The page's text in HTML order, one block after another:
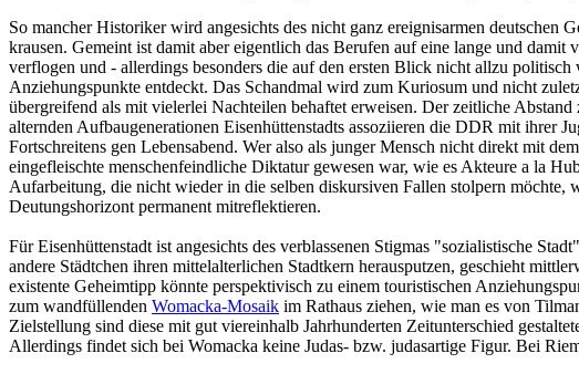
So mancher Historiker wird angesichts des nicht ganz ereignisarmen
krausen. Gemeint ist damit aber eigentlich das Berufen auf eine lange und
verflogen und - allerdings besonders die auf den ersten Blick nicht allzu
Anziehungspunkte entdeckt. Das Schandmal wird zum Kuriosum und nicht
übergreifend als mit vielerlei Nachteilen behaftet erweisen. Der zeitliche
alternden Aufbaugenerationen Eisenhüttenstadts assoziieren die DDR mit ihrer
Fortschreitens gen Lebensabend. Wer also als junger Mensch nicht direkt mit
eingefleischte menschenfeindliche Diktatur gewesen war, wie es Akteure a la
Aufarbeitung, die nicht wieder in die selben diskursiven Fallen stolpern möchte,
Deutungshorizont permanent mitreflektieren.
Für Eisenhüttenstadt ist angesichts des verblassenen Stigmas "sozialistische
andere Städtchen ihren mittelalterlichen Stadtkern herausputzen, geschieht
existente Geheimtipp könnte perspektivisch zu einem touristischen
zum wandfüllenden Womacka-Mosaik im Rathaus ziehen, wie man es von
Zielstellung sind diese mit gut viereinhalb Jahrhunderten Zeitunterschied
Allerdings findet sich bei Womacka keine Judas- bzw. judasartige Figur. Bei